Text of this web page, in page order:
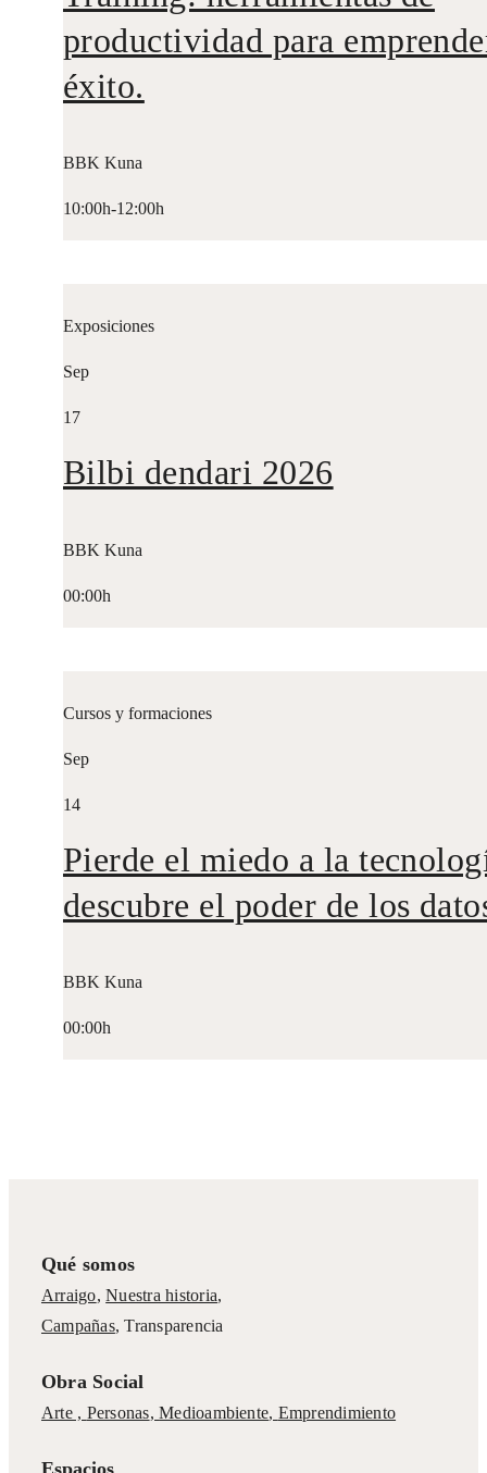
productividad para
éxito.
BBK Kuna
10:00h-12:00h
Exposiciones
Sep
17
Bilbi dendari 2026
BBK Kuna
00:00h
Cursos y formaciones
Sep
14
Pierde el miedo a la
descubre el poder de los
BBK Kuna
00:00h
Qué somos
Arraigo,Nuestra historia,
Campañas, Transparencia
Obra Social
Arte , Personas,Medioambiente, Emprendimiento